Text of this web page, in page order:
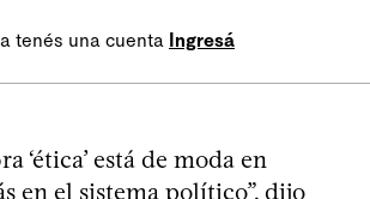
tenés una cuenta Ingresá
‘ética’ está de moda en
en el sistema político”, dijo